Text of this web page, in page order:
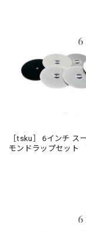
［tsku］ 6インチ ス
モンドラップセット